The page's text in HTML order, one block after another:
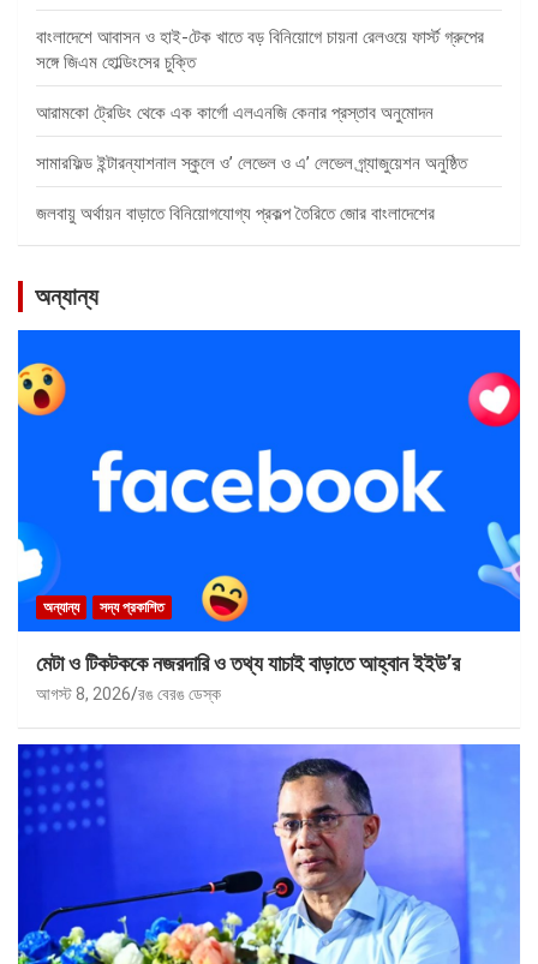
বাংলাদেশে আবাসন ও হাই-টেক খাতে বড় বিনিয়োগে চায়না রেলওয়ে ফার্স্ট গ্রুপের
সঙ্গে জিএম হোল্ডিংসের চুক্তি
আরামকো ট্রেডিং থেকে এক কার্গো এলএনজি কেনার প্রস্তাব অনুমোদন
সামারফিল্ড ইন্টারন্যাশনাল স্কুলে ও’ লেভেল ও এ’ লেভেল গ্র্যাজুয়েশন অনুষ্ঠিত
জলবায়ু অর্থায়ন বাড়াতে বিনিয়োগযোগ্য প্রকল্প তৈরিতে জোর বাংলাদেশের
অন্যান্য
অন্যান্য সদ্য প্রকাশিত
মেটা ও টিকটককে নজরদারি ও তথ্য যাচাই বাড়াতে আহ্বান ইইউ’র
আগস্ট 8, 2026 রঙ বেরঙ ডেস্ক